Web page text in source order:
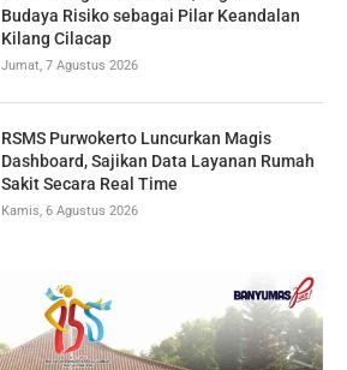
Budaya Risiko sebagai Pilar Keandalan
Kilang Cilacap
Jumat, 7 Agustus 2026
RSMS Purwokerto Luncurkan Magis
Dashboard, Sajikan Data Layanan Rumah
Sakit Secara Real Time
Kamis, 6 Agustus 2026